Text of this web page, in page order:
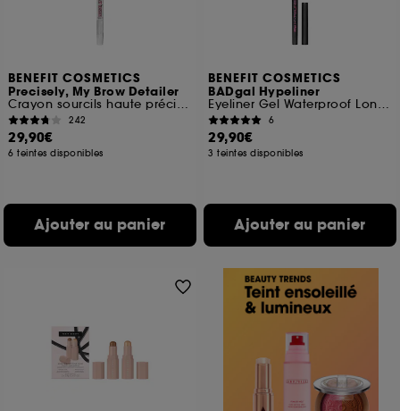
BENEFIT COSMETICS
Precisely, My Brow Detailer
Crayon sourcils haute précision
242
29,90€
6 teintes disponibles
Ajouter au panier
BENEFIT COSMETICS
BADgal Hypeliner
Eyeliner Gel Waterproof Longue Tenue
6
29,90€
3 teintes disponibles
Ajouter au panier